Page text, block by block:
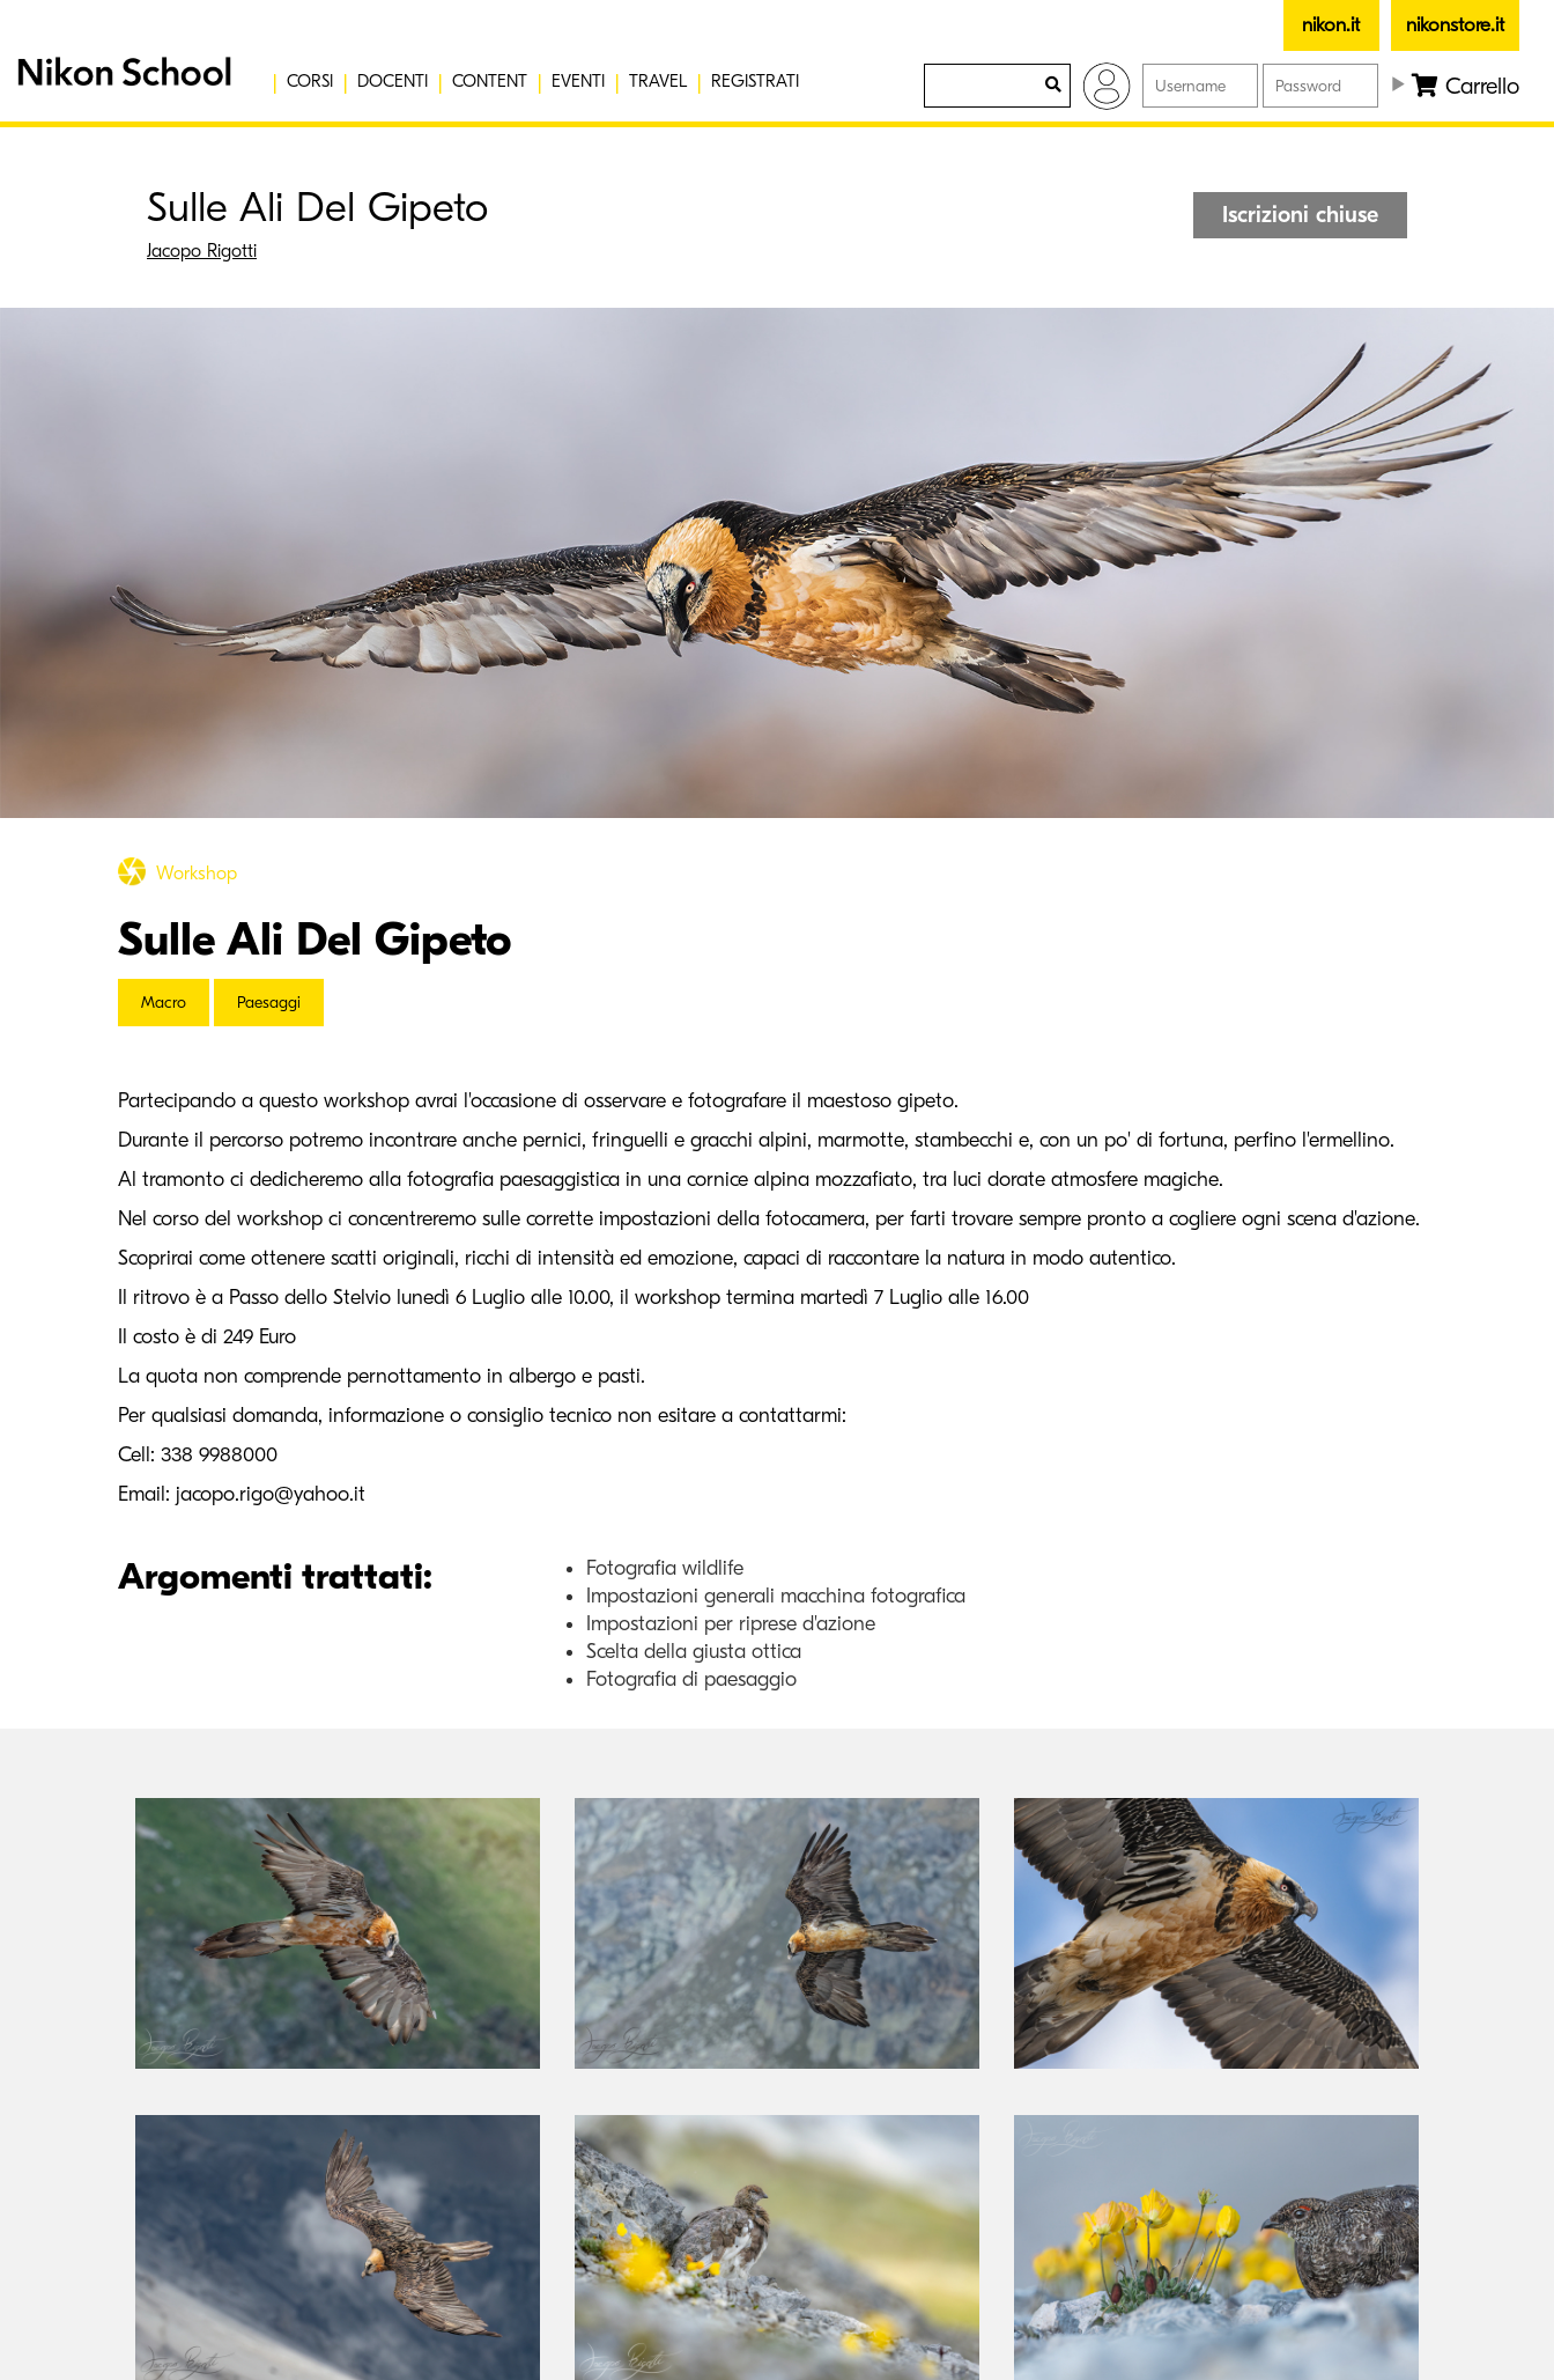
CORSI DOCENTI CONTENT EVENTI TRAVEL REGISTRATI
nikon.it nikonstore.it
Carrello
Sulle Ali Del Gipeto
Jacopo Rigotti
Iscrizioni chiuse
Workshop
Sulle Ali Del Gipeto
Macro Paesaggi
Partecipando a questo workshop avrai l'occasione di osservare e fotografare il maestoso gipeto.
Durante il percorso potremo incontrare anche pernici, fringuelli e gracchi alpini, marmotte, stambecchi e, con un po' di fortuna, perfino l'ermellino.
Al tramonto ci dedicheremo alla fotografia paesaggistica in una cornice alpina mozzafiato, tra luci dorate atmosfere magiche.
Nel corso del workshop ci concentreremo sulle corrette impostazioni della fotocamera, per farti trovare sempre pronto a cogliere ogni scena d'azione.
Scoprirai come ottenere scatti originali, ricchi di intensità ed emozione, capaci di raccontare la natura in modo autentico.
Il ritrovo è a Passo dello Stelvio lunedì 6 Luglio alle 10.00, il workshop termina martedì 7 Luglio alle 16.00
Il costo è di 249 Euro
La quota non comprende pernottamento in albergo e pasti.
Per qualsiasi domanda, informazione o consiglio tecnico non esitare a contattarmi:
Cell: 338 9988000
Email: jacopo.rigo@yahoo.it
Argomenti trattati:
Fotografia wildlife
Impostazioni generali macchina fotografica
Impostazioni per riprese d'azione
Scelta della giusta ottica
Fotografia di paesaggio